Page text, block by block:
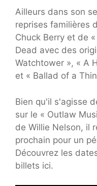
Ailleurs dans son
reprises familières
Chuck Berry et de
Dead avec des
Watchtower », « A
et « Ballad of a
Bien qu'il s'agisse
sur le « Outlaw
de Willie Nelson, il
prochain pour un
Découvrez les
billets ici.